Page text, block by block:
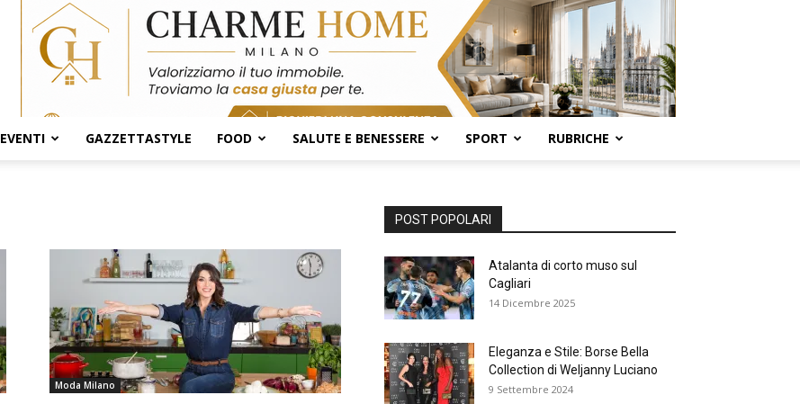
EVENTI GAZZETTASTYLE FOOD SALUTE E BENESSERE SPORT RUBRICHE
Moda Milano
POST POPOLARI
Atalanta di corto muso sul
Cagliari
14 Dicembre 2025
Eleganza e Stile: Borse Bella
Collection di Weljanny Luciano
9 Settembre 2024